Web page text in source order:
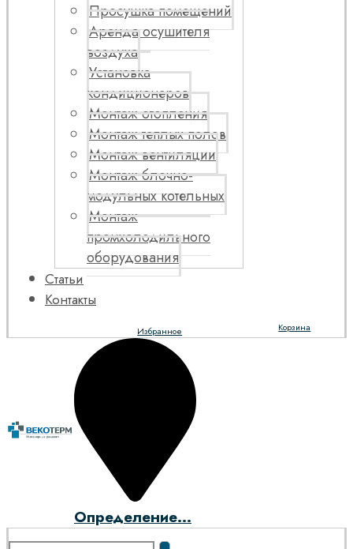
Просушка помещений
Аренда осушителя
воздуха
Установка
кондиционеров
Монтаж отопления
Монтаж теплых полов
Монтаж вентиляции
Монтаж блочно-
модульных котельных
Монтаж
промхолодильного
оборудования
Статьи
Контакты
Корзина
Избранное
Определение...